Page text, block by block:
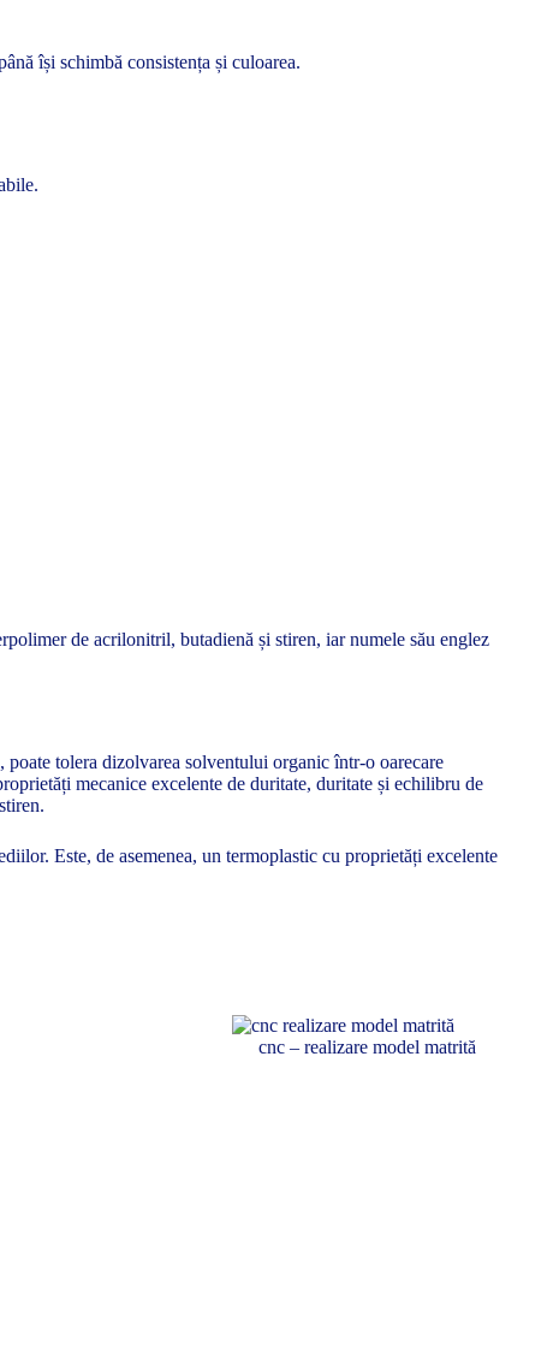
își schimbă consistența și culoarea.
de acrilonitril, butadienă și stiren, iar numele său englez
tolera dizolvarea solventului organic într-o oarecare
mecanice excelente de duritate, duritate și echilibru de
Este, de asemenea, un termoplastic cu proprietăți excelente
cnc – realizare model matrită